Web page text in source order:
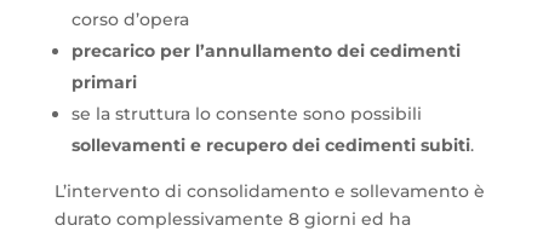
corso d’opera
precarico per l’annullamento dei cedimenti
primari
se la struttura lo consente sono possibili
sollevamenti e recupero dei cedimenti subiti.
L’intervento di consolidamento e sollevamento è
durato complessivamente 8 giorni ed ha